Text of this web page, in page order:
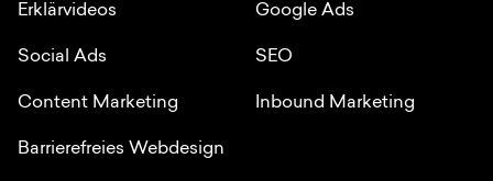
Erklärvideos Google Ads
Social Ads SEO
Content Marketing Inbound Marketing
Barrierefreies Webdesign